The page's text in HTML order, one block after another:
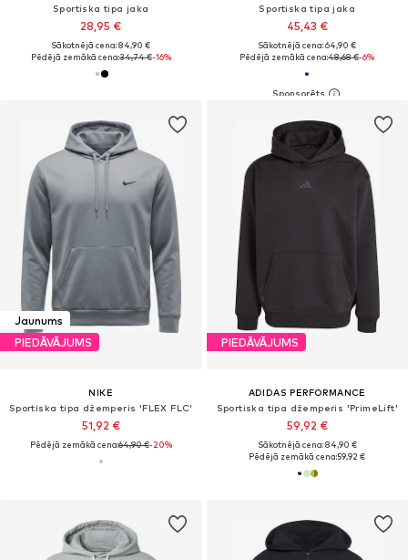
Sportiska tipa jaka
28,95 €
Sākotnējā cena: 84,90 €
Pēdējā zemākā cena:34,74 €-16%
Sportiska tipa jaka
45,43 €
Sākotnējā cena: 64,90 €
Pēdējā zemākā cena:48,68 €-6%
Jaunums
PIEDĀVĀJUMS
NIKE
Sportiska tipa džemperis 'FLEX FLC'
51,92 €
Pēdējā zemākā cena:64,90 €-20%
PIEDĀVĀJUMS
ADIDAS PERFORMANCE
Sportiska tipa džemperis 'PrimeLift'
59,92 €
Sākotnējā cena: 84,90 €
Pēdējā zemākā cena:59,92 €